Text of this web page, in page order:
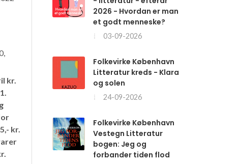
kr.
kr.
2026 - Hvordan er man
et godt menneske?
03-09-2026
Folkevirke København
Litteratur kreds - Klara
og solen
24-09-2026
Folkevirke København
Vestegn Litteratur
bogen: Jeg og
forbander tiden flod